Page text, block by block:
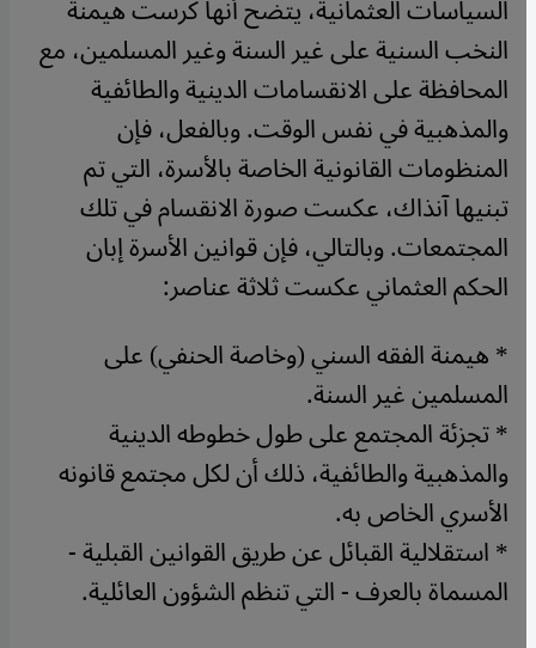
السياسات العثمانية، يتضح أنها كرست هيمنة
النخب السنية على غير السنة وغير المسلمين، مع
المحافظة على الانقسامات الدينية والطائفية
والمذهبية في نفس الوقت. وبالفعل، فإن
المنظومات القانونية الخاصة بالأسرة، التي تم
تبنيها آنذاك، عكست صورة الانقسام في تلك
المجتمعات. وبالتالي، فإن قوانين الأسرة إبان
الحكم العثماني عكست ثلاثة عناصر:
* هيمنة الفقه السني (وخاصة الحنفي) على
المسلمين غير السنة.
* تجزئة المجتمع على طول خطوطه الدينية
والمذهبية والطائفية، ذلك أن لكل مجتمع قانونه
الأسري الخاص به.
* استقلالية القبائل عن طريق القوانين القبلية -
المسماة بالعرف - التي تنظم الشؤون العائلية.